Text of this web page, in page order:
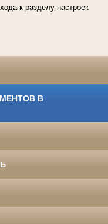
к разделу настроек
В